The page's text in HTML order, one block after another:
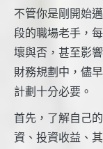
不管你是剛開始
段的職場老手，
壞與否，甚至影
財務規劃中，儘
計劃十分必要。
首先，了解自己
資、投資收益、